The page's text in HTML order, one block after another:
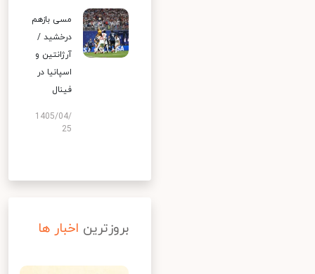
مسی بازهم
درخشید /
آرژانتین و
اسپانیا در
فینال
1405/04/
25
بروزترین اخبار ها